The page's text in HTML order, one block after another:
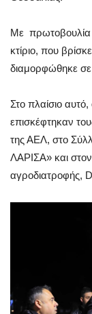
Με πρωτοβουλία
κτίριο, που
διαμορφώθηκε σε
Στο πλαίσιο
επισκέφτηκαν
της ΑΕΛ, στο
ΛΑΡΙΣΑ» και
αγροδιατροφής,